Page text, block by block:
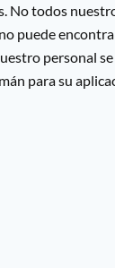
No todos
puede
personal
para su